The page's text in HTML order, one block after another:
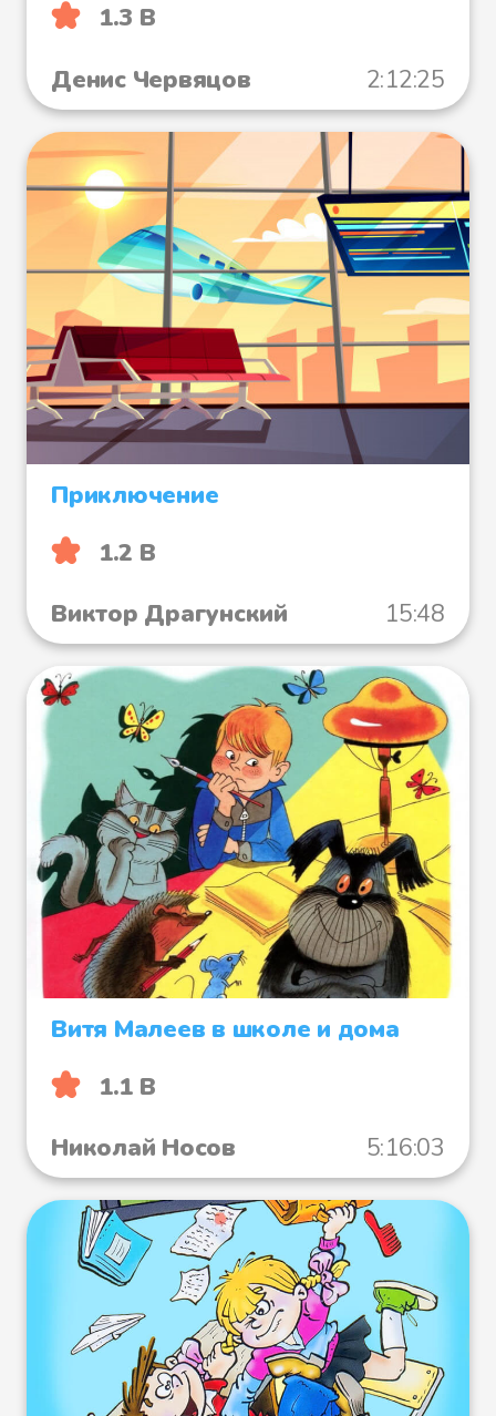
1.3 B
Денис Червяцов
2:12:25
Приключение
1.2 B
Виктор Драгунский
15:48
Витя Малеев в школе и дома
1.1 B
Николай Носов
5:16:03